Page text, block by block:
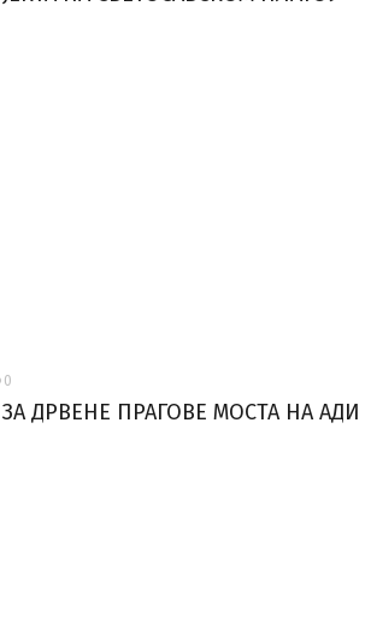
0
ДРВЕНЕ ПРАГОВЕ МОСТА НА АДИ